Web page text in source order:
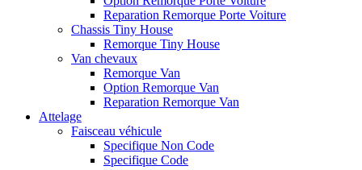
Reparation Remorque Porte Voiture
Chassis Tiny House
Remorque Tiny House
Van chevaux
Remorque Van
Option Remorque Van
Reparation Remorque Van
Attelage
Faisceau véhicule
Specifique Non Code
Specifique Code